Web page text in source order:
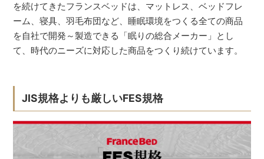
を続けてきたフランスベッドは、マットレス、ベッドフレ
ーム、寝具、羽毛布団など、睡眠環境をつくる全ての商品
を自社で開発～製造できる「眠りの総合メーカー」とし
て、時代のニーズに対応した商品をつくり続けています。
JIS規格よりも厳しいFES規格